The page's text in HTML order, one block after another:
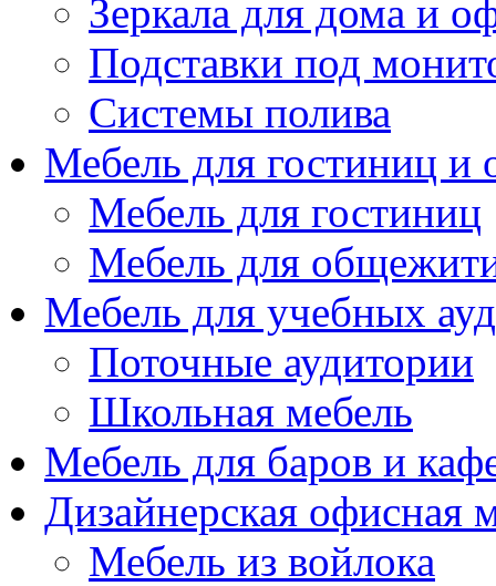
Зеркала для дома и
Подставки под
Системы полива
Мебель для гостиниц
Мебель для гостиниц
Мебель для
Мебель для учебных
Поточные аудитории
Школьная мебель
Мебель для баров и
Дизайнерская офисная
Мебель из войлока